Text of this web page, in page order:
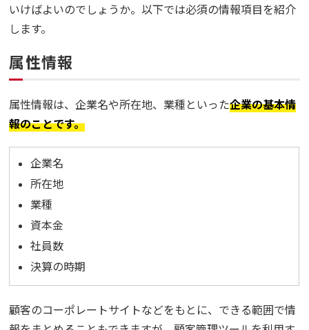
いけばよいのでしょうか。以下では必須の情報項目を紹介
します。
属性情報
属性情報は、企業名や所在地、業種といった企業の基本情
報のことです。
企業名
所在地
業種
資本金
社員数
決算の時期
顧客のコーポレートサイトなどをもとに、できる範囲で情